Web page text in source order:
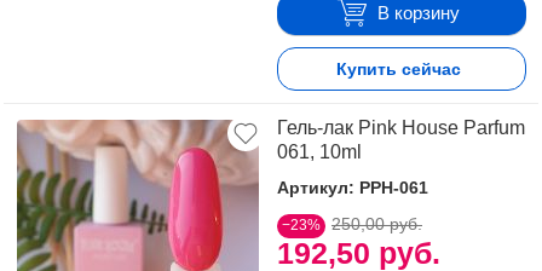
В корзину
Купить сейчас
Гель-лак Pink House Parfum
061, 10ml
Артикул: PPH-061
−23%
192,50 руб.
250,00 руб.